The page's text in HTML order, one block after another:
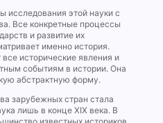
исследования этой науки с
Все конкретные процессы
и развитие их
именно история.
исторические явления и
событиям в истории. Она
абстрактную форму.
зарубежных стран стала
лишь в конце XIX века. В